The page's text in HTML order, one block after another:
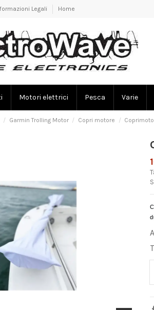
Legali Home
Motori elettrici Pesca Varie
Garmin Trolling Motor Copri motore